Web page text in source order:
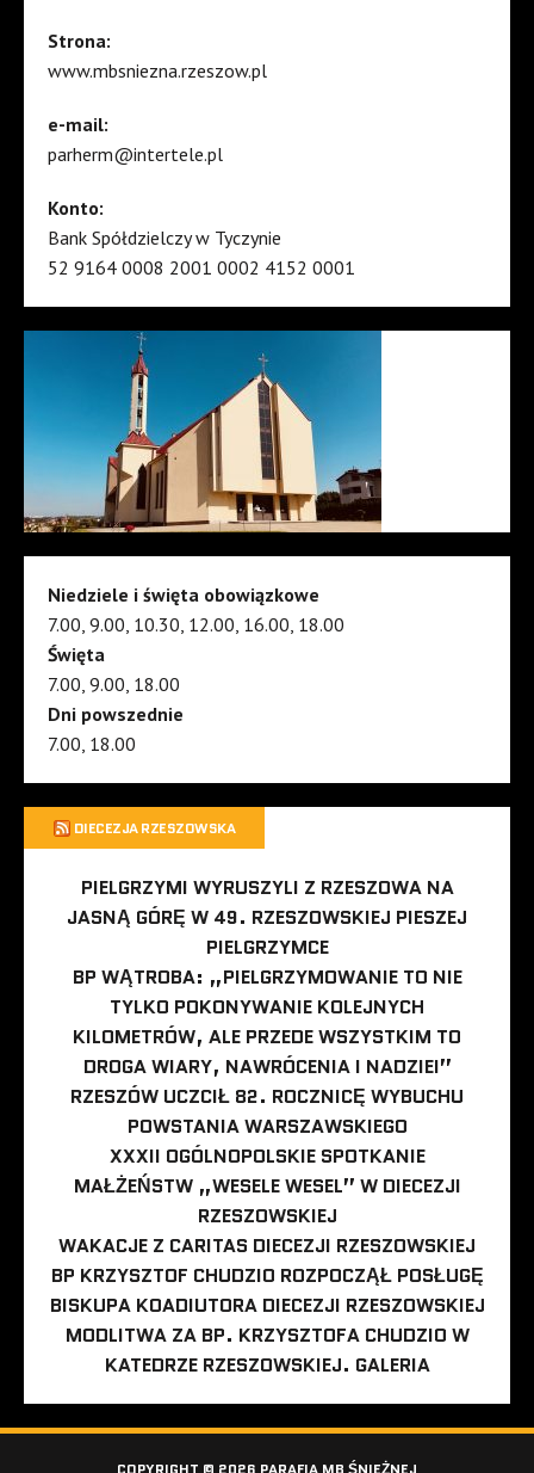
Strona:
www.mbsniezna.rzeszow.pl
e-mail:
parherm@intertele.pl
Konto:
Bank Spółdzielczy w Tyczynie
52 9164 0008 2001 0002 4152 0001
Niedziele i święta obowiązkowe
7.00, 9.00, 10.30, 12.00, 16.00, 18.00
Święta
7.00, 9.00, 18.00
Dni powszednie
7.00, 18.00
DIECEZJA RZESZOWSKA
PIELGRZYMI WYRUSZYLI Z RZESZOWA NA
JASNĄ GÓRĘ W 49. RZESZOWSKIEJ PIESZEJ
PIELGRZYMCE
BP WĄTROBA: „PIELGRZYMOWANIE TO NIE
TYLKO POKONYWANIE KOLEJNYCH
KILOMETRÓW, ALE PRZEDE WSZYSTKIM TO
DROGA WIARY, NAWRÓCENIA I NADZIEI”
RZESZÓW UCZCIŁ 82. ROCZNICĘ WYBUCHU
POWSTANIA WARSZAWSKIEGO
XXXII OGÓLNOPOLSKIE SPOTKANIE
MAŁŻEŃSTW „WESELE WESEL” W DIECEZJI
RZESZOWSKIEJ
WAKACJE Z CARITAS DIECEZJI RZESZOWSKIEJ
BP KRZYSZTOF CHUDZIO ROZPOCZĄŁ POSŁUGĘ
BISKUPA KOADIUTORA DIECEZJI RZESZOWSKIEJ
MODLITWA ZA BP. KRZYSZTOFA CHUDZIO W
KATEDRZE RZESZOWSKIEJ. GALERIA
COPYRIGHT © 2026 PARAFIA MB ŚNIEŻNEJ